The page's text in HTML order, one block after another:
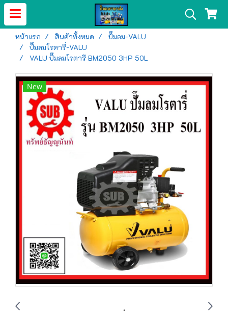
หน้าแรก สินค้าทั้งหมด
ปั๊มลม-VALU
ปั๊มลมโรตารี่-VALU
VALU ปั๊มลมโรตารี BM2050 3HP 50L
New